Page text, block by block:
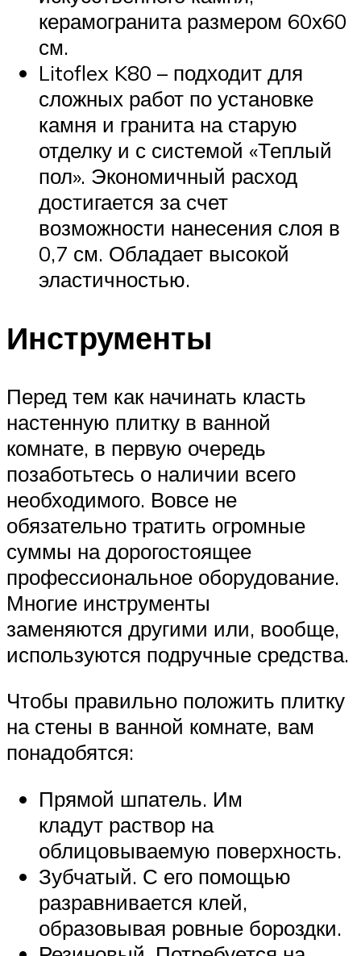
керамогранита размером 60х60
см.
Litoflex K80 – подходит для
сложных работ по установке
камня и гранита на старую
отделку и с системой «Теплый
пол». Экономичный расход
достигается за счет
возможности нанесения слоя в
0,7 см. Обладает высокой
эластичностью.
Инструменты
Перед тем как начинать класть
настенную плитку в ванной
комнате, в первую очередь
позаботьтесь о наличии всего
необходимого. Вовсе не
обязательно тратить огромные
суммы на дорогостоящее
профессиональное оборудование.
Многие инструменты
заменяются другими или, вообще,
используются подручные средства.
Чтобы правильно положить плитку
на стены в ванной комнате, вам
понадобятся:
Прямой шпатель. Им
кладут раствор на
облицовываемую поверхность.
Зубчатый. С его помощью
разравнивается клей,
образовывая ровные бороздки.